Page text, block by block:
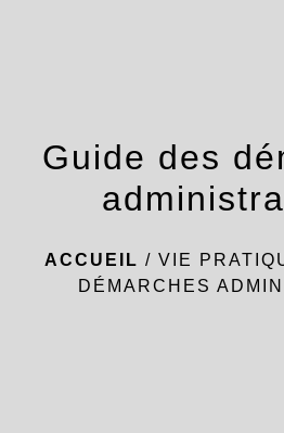
Guide des
ACCUEIL / VIE
DÉMARCHES